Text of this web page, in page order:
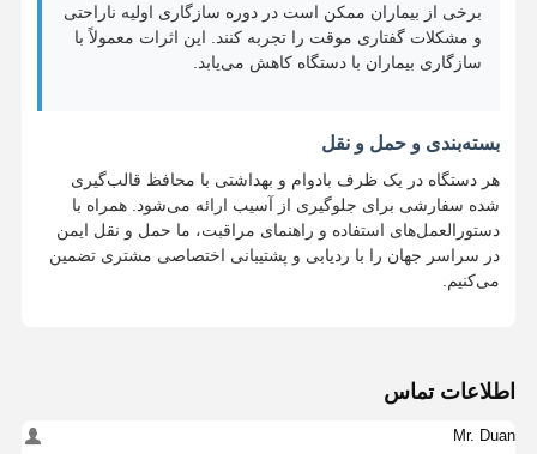
برخی از بیماران ممکن است در دوره سازگاری اولیه ناراحتی
و مشکلات گفتاری موقت را تجربه کنند. این اثرات معمولاً با
سازگاری بیماران با دستگاه کاهش می‌یابد.
بسته‌بندی و حمل و نقل
هر دستگاه در یک ظرف بادوام و بهداشتی با محافظ قالب‌گیری
شده سفارشی برای جلوگیری از آسیب ارائه می‌شود. همراه با
دستورالعمل‌های استفاده و راهنمای مراقبت، ما حمل و نقل ایمن
در سراسر جهان را با ردیابی و پشتیبانی اختصاصی مشتری تضمین
می‌کنیم.
اطلاعات تماس
Mr. Duan